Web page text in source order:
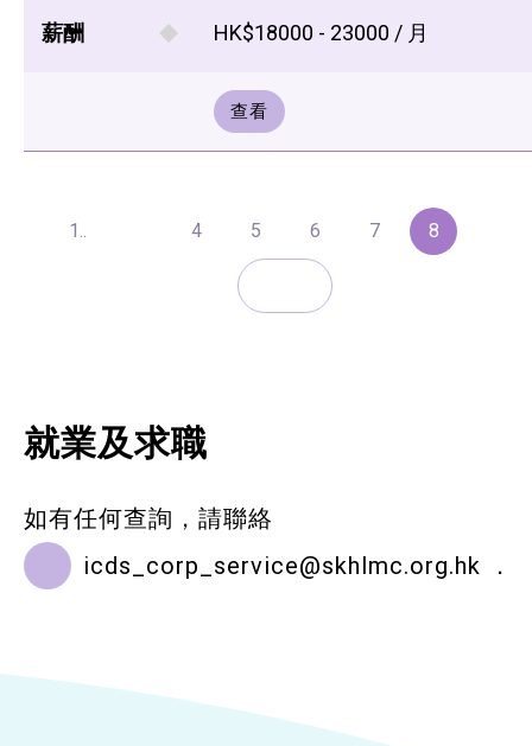
薪酬 HK$18000 - 23000 / 月
查看
1.. 4 5 6 7 8
就業及求職
如有任何查詢，請聯絡
icds_corp_service@skhlmc.org.hk ．